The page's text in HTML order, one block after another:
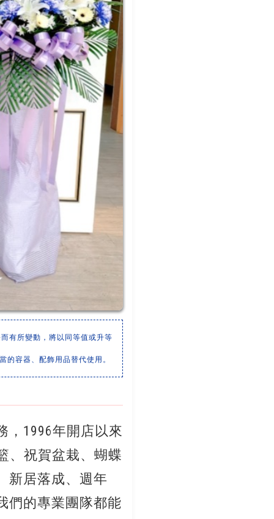
有所變動，將以同等值或升等
的容器、配飾用品替代使用。
，1996年開店以來
、祝賀盆栽、蝴蝶
新居落成、週年
們的專業團隊都能